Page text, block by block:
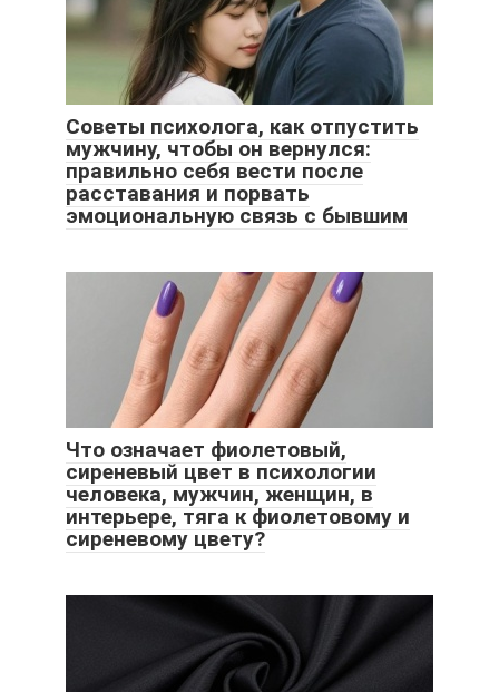
Советы психолога, как отпустить
мужчину, чтобы он вернулся:
правильно себя вести после
расставания и порвать
эмоциональную связь с бывшим
Что означает фиолетовый,
сиреневый цвет в психологии
человека, мужчин, женщин, в
интерьере, тяга к фиолетовому и
сиреневому цвету?